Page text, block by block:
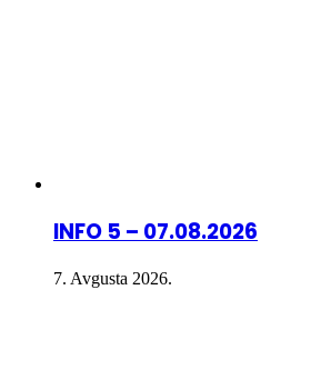
INFO 5 – 07.08.2026
7. Avgusta 2026.